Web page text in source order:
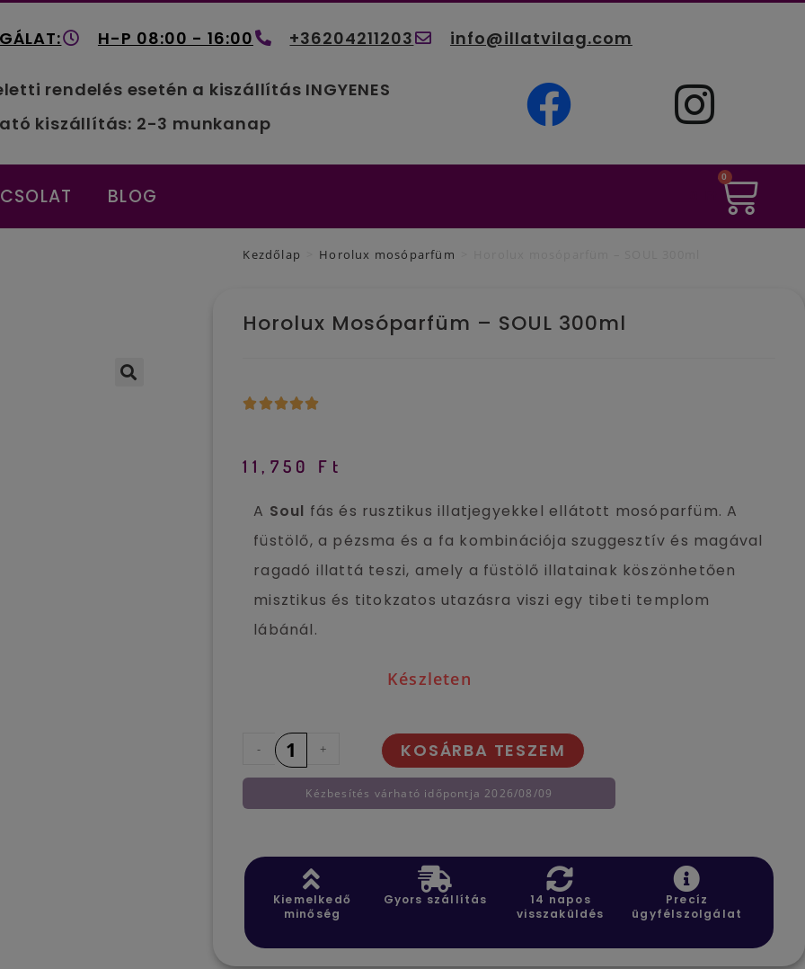
H-P 08:00 - 16:00 +36204211203 info@illatvilag.com
rendelés esetén a kiszállítás INGYENES
kiszállítás: 2-3 munkanap
BLOG
0
Kezdőlap Horolux mosóparfüm
Horolux Mosóparfüm – SOUL 300ml
11,750 Ft
A Soul fás és rusztikus illatjegyekkel ellátott mosóparfüm. A
füstölő, a pézsma és a fa kombinációja szuggesztív és magával
ragadó illattá teszi, amely a füstölő illatainak köszönhetően
misztikus és titokzatos utazásra viszi egy tibeti templom
lábánál.
Készleten
- + KOSÁRBA TESZEM
Kézbesítés várható időpontja 2026/08/09
Kiemelkedő
minőség
Gyors szállítás
14 napos
visszaküldés
Precíz
ügyfélszolgálat